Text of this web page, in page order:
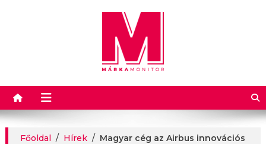
Márkamonitor
Főoldal / Hírek / Magyar cég az Airbus innovációs